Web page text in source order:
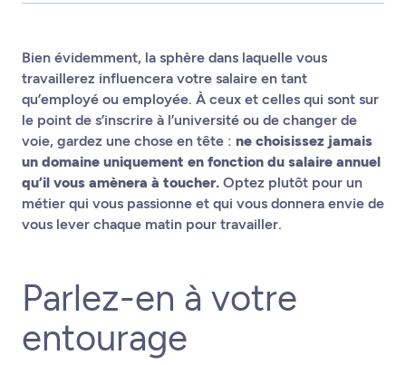
Bien évidemment, la sphère dans laquelle vous
travaillerez influencera votre salaire en tant
qu’employé ou employée. À ceux et celles qui sont sur
le point de s’inscrire à l’université ou de changer de
voie, gardez une chose en tête : ne choisissez jamais
un domaine uniquement en fonction du salaire annuel
qu’il vous amènera à toucher. Optez plutôt pour un
métier qui vous passionne et qui vous donnera envie de
vous lever chaque matin pour travailler.
Parlez-en à votre
entourage